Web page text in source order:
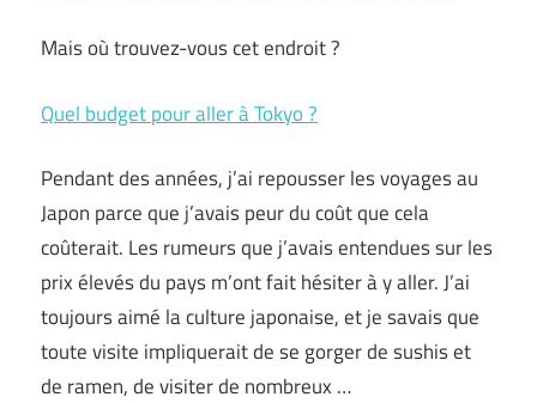
Mais où trouvez-vous cet endroit ?
Quel budget pour aller à Tokyo ?
Pendant des années, j’ai repousser les voyages au
Japon parce que j’avais peur du coût que cela
coûterait. Les rumeurs que j’avais entendues sur les
prix élevés du pays m’ont fait hésiter à y aller. J’ai
toujours aimé la culture japonaise, et je savais que
toute visite impliquerait de se gorger de sushis et
de ramen, de visiter de nombreux …